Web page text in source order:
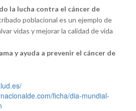
la lucha contra el cáncer de
poblacional es un ejemplo de
vidas y mejorar la calidad de vida
y ayuda a prevenir el cáncer de
ficha/dia-mundial-